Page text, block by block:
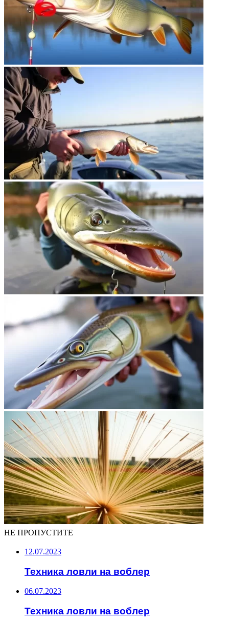
НЕ ПРОПУСТИТЕ
12.07.2023
Техника ловли на воблер
06.07.2023
Техника ловли на воблер